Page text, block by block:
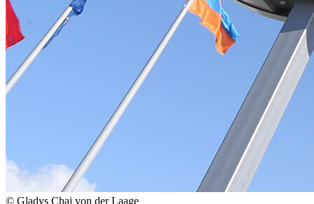
© Gladys Chai von der Laage